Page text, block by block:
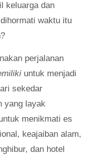
keluarga dan
waktu itu
perjalanan
untuk menjadi
sekedar
yang layak
menikmati es
keajaiban alam,
dan hotel